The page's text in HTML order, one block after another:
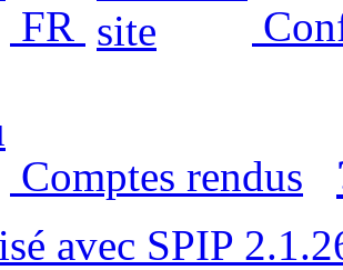
FR
Comptes rendus
avec SPIP